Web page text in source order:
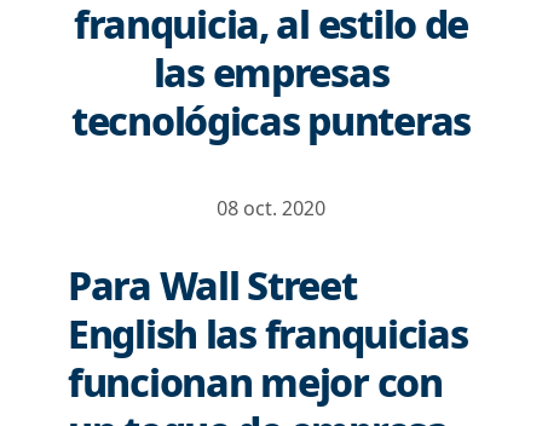
franquicia, al estilo de
las empresas
tecnológicas punteras
08 oct. 2020
Para Wall Street
English las franquicias
funcionan mejor con